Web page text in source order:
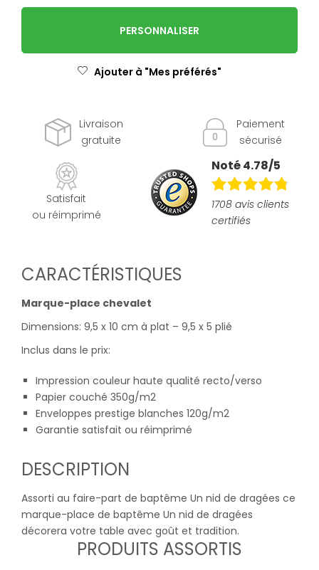
PERSONNALISER
Ajouter à "Mes préférés"
Livraison
gratuite
Paiement
sécurisé
Satisfait
ou réimprimé
Noté 4.78/5
1708 avis clients
certifiés
CARACTÉRISTIQUES
Marque-place chevalet
Dimensions: 9,5 x 10 cm à plat – 9,5 x 5 plié
Inclus dans le prix:
Impression couleur haute qualité recto/verso
Papier couché 350g/m2
Enveloppes prestige blanches 120g/m2
Garantie satisfait ou réimprimé
DESCRIPTION
Assorti au faire-part de baptême Un nid de dragées ce
marque-place de baptême Un nid de dragées
décorera votre table avec goût et tradition.
PRODUITS ASSORTIS